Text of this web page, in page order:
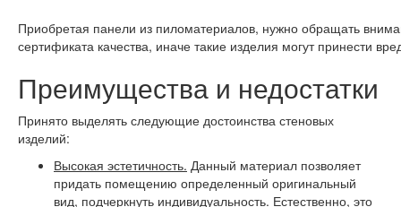
Приобретая панели из пиломатериалов, нужно обращать
сертификата качества, иначе такие изделия могут принести
Преимущества и недостатки
Принято выделять следующие достоинства стеновых
изделий:
Высокая эстетичность. Данный материал позволяет
придать помещению определенный оригинальный
вид, подчеркнуть индивидуальность. Естественно, это